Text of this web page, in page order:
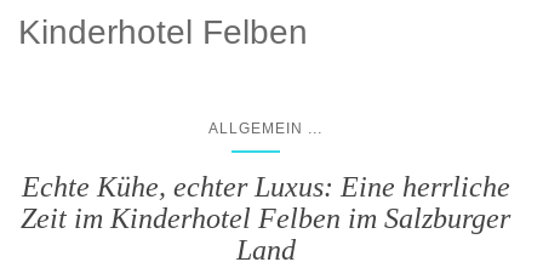
Kinderhotel Felben
ALLGEMEIN
Echte Kühe, echter Luxus: Eine herrliche
Zeit im Kinderhotel Felben im Salzburger
Land